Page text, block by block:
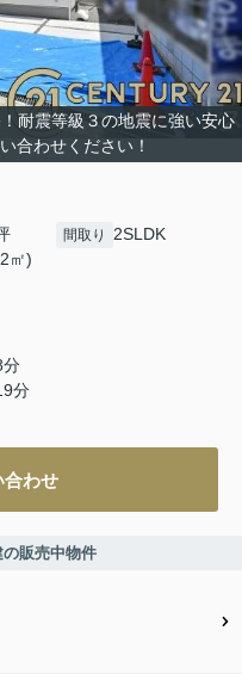
耐震等級３の地震に強い安心
合わせください！
㎡)
間取り 2SLDK
分
分
合わせ
販売中物件